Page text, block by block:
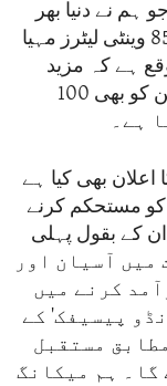
نے دنیا بھر
میں مہیا کی ہے۔ ہم نے انڈونیشیا کو 850 وینٹی لیٹرز مہیا
ہے کہ مزید
150 مہیا کیے جائیں گے۔ اسی طرح فلپائن کو بھی 100
ہے۔
اعلان بھی کیا ہے
کو مستحکم کرنے
کے بقول پہلی
2021 سے 2025 کی مدت میں آسیان اور
کرنے میں
پیسیفک' کے
مستقبل
گا۔ ہم میکانگ